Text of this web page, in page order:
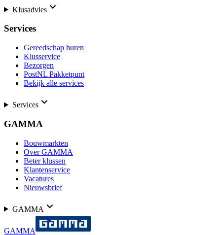
Klusadvies
Services
Gereedschap huren
Klusservice
Bezorgen
PostNL Pakketpunt
Bekijk alle services
Services
GAMMA
Bouwmarkten
Over GAMMA
Beter klussen
Klantenservice
Vacatures
Nieuwsbrief
GAMMA
GAMMA